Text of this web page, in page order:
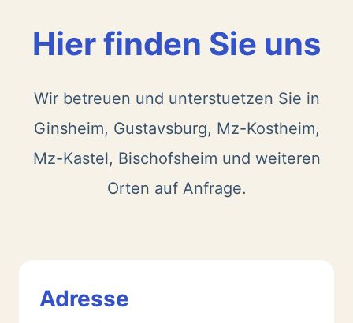
Hier finden Sie uns
Wir betreuen und unterstuetzen Sie in
Ginsheim, Gustavsburg, Mz-Kostheim,
Mz-Kastel, Bischofsheim und weiteren
Orten auf Anfrage.
Adresse